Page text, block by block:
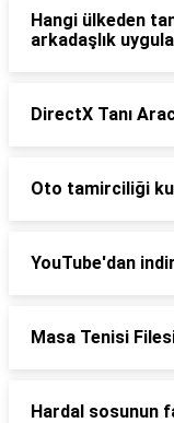
Hangi ülkeden
arkadaşlık
DirectX Tanı
Oto tamirciliği
YouTube'dan
Masa Tenisi
Hardal sosunun